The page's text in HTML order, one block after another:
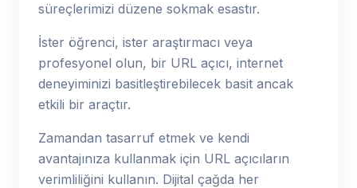
süreçlerimizi düzene sokmak esastır.
İster öğrenci, ister araştırmacı veya
profesyonel olun, bir URL açıcı, internet
deneyiminizi basitleştirebilecek basit ancak
etkili bir araçtır.
Zamandan tasarruf etmek ve kendi
avantajınıza kullanmak için URL açıcıların
verimliliğini kullanın. Dijital çağda her